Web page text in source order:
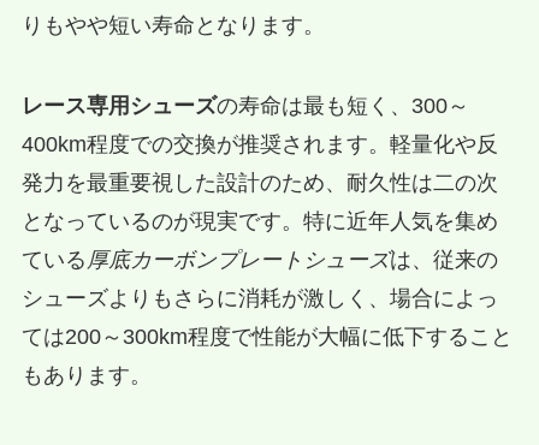
りもやや短い寿命となります。
レース専用シューズの寿命は最も短く、300～
400km程度での交換が推奨されます。軽量化や反
発力を最重要視した設計のため、耐久性は二の次
となっているのが現実です。特に近年人気を集め
ている 厚底カーボンプレートシューズは、従来の
シューズよりもさらに消耗が激しく、場合によっ
ては200～300km程度で性能が大幅に低下すること
もあります。